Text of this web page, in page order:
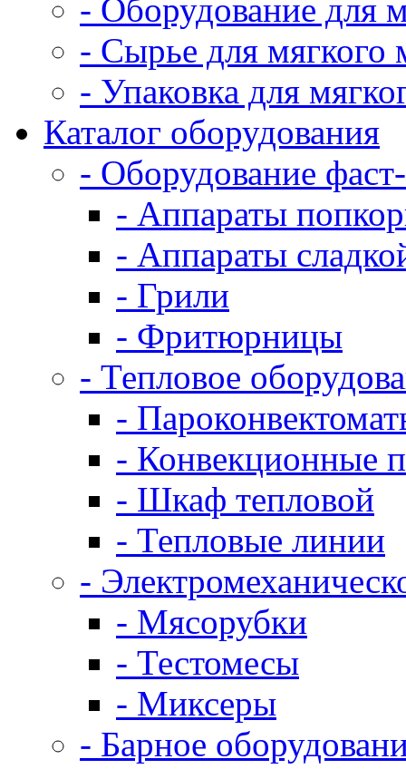
- Оборудование для
- Сырье для мягкого
- Упаковка для
Каталог оборудования
- Оборудование
- Аппараты
- Аппараты
- Грили
- Фритюрницы
- Тепловое
-
- Конвекционные
- Шкаф тепловой
- Тепловые линии
-
- Мясорубки
- Тестомесы
- Миксеры
- Барное